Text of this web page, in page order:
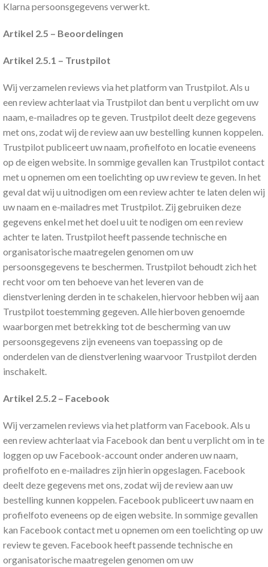
Klarna persoonsgegevens verwerkt.
Artikel 2.5 – Beoordelingen
Artikel 2.5.1 – Trustpilot
Wij verzamelen reviews via het platform van Trustpilot. Als u
een review achterlaat via Trustpilot dan bent u verplicht om uw
naam, e-mailadres op te geven. Trustpilot deelt deze gegevens
met ons, zodat wij de review aan uw bestelling kunnen koppelen.
Trustpilot publiceert uw naam, profielfoto en locatie eveneens
op de eigen website. In sommige gevallen kan Trustpilot contact
met u opnemen om een toelichting op uw review te geven. In het
geval dat wij u uitnodigen om een review achter te laten delen wij
uw naam en e-mailadres met Trustpilot. Zij gebruiken deze
gegevens enkel met het doel u uit te nodigen om een review
achter te laten. Trustpilot heeft passende technische en
organisatorische maatregelen genomen om uw
persoonsgegevens te beschermen. Trustpilot behoudt zich het
recht voor om ten behoeve van het leveren van de
dienstverlening derden in te schakelen, hiervoor hebben wij aan
Trustpilot toestemming gegeven. Alle hierboven genoemde
waarborgen met betrekking tot de bescherming van uw
persoonsgegevens zijn eveneens van toepassing op de
onderdelen van de dienstverlening waarvoor Trustpilot derden
inschakelt.
Artikel 2.5.2 – Facebook
Wij verzamelen reviews via het platform van Facebook. Als u
een review achterlaat via Facebook dan bent u verplicht om in te
loggen op uw Facebook-account onder anderen uw naam,
profielfoto en e-mailadres zijn hierin opgeslagen. Facebook
deelt deze gegevens met ons, zodat wij de review aan uw
bestelling kunnen koppelen. Facebook publiceert uw naam en
profielfoto eveneens op de eigen website. In sommige gevallen
kan Facebook contact met u opnemen om een toelichting op uw
review te geven. Facebook heeft passende technische en
organisatorische maatregelen genomen om uw